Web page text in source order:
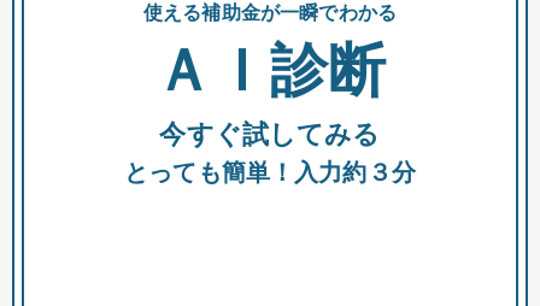
全国の検索結果を含めて表示
助成金 融資 出資
使える補助金が一瞬でわかる
ＡＩ診断
今すぐ試してみる
とっても簡単！入力約３分